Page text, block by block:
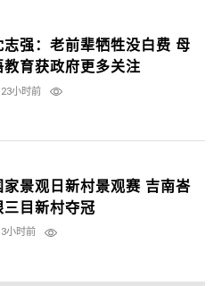
志强：老前辈牺牲没白费 母
教育获政府更多关注
23小时前
家景观日新村景观赛 吉南峇
三目新村夺冠
3小时前